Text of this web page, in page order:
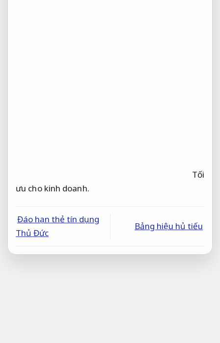
Tối
ưu cho kinh doanh.
Đáo hạn thẻ tín dụng
Thủ Đức
Bảng hiệu hủ tiếu